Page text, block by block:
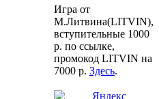
Игра от
М.Литвина(LITVIN),
вступительные 1000
р. по ссылке,
промокод LITVIN на
7000 р. Здесь.